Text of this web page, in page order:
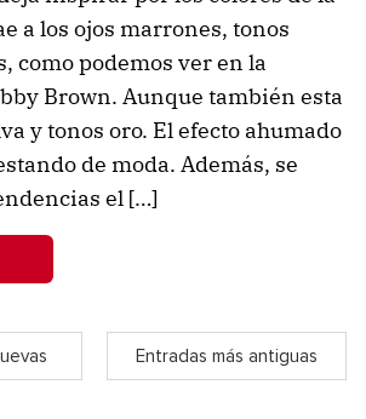
a los ojos marrones, tonos
como podemos ver en la
Brown. Aunque también esta
y tonos oro. El efecto ahumado
de moda. Además, se
el […]
Entradas más antiguas